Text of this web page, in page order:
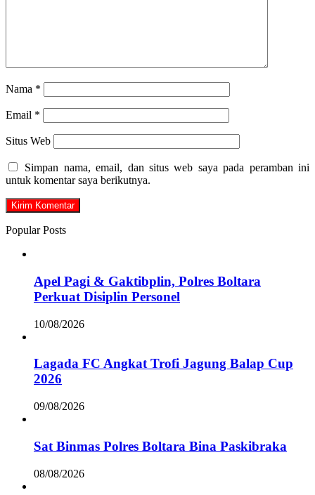
Nama *
Email *
Situs Web
Simpan nama, email, dan situs web saya pada peramban ini
untuk komentar saya berikutnya.
Popular Posts
Apel Pagi & Gaktibplin, Polres Boltara
Perkuat Disiplin Personel
10/08/2026
Lagada FC Angkat Trofi Jagung Balap Cup
2026
09/08/2026
Sat Binmas Polres Boltara Bina Paskibraka
08/08/2026